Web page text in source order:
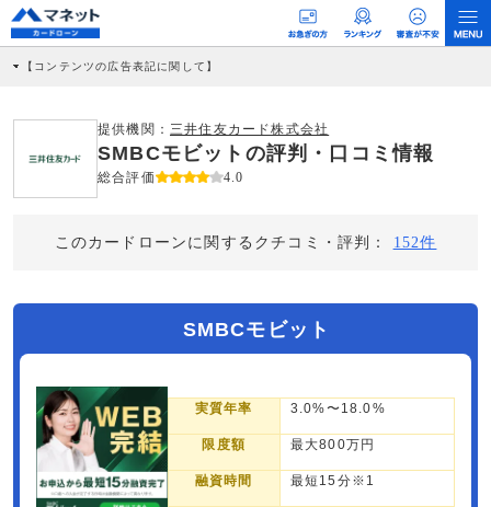
【コンテンツの広告表記に関して】
社に対して企業から紹介報酬が支払われるという収益モデルです。 ただし、特定の
商品を根拠なくPRするものではなく、当編集部の調査／ユーザーへの口コミ収集な
どに基づき、公平性を担保した情報提供を行っています。
提供機関： 三井住友カード株式会社
SMBCモビットの評判・口コミ情報
総合評価 4.0
このカードローンに関するクチコミ・評判： 152件
SMBCモビット
実質年率 3.0%〜18.0%
限度額 最大800万円
融資時間 最短15分※1